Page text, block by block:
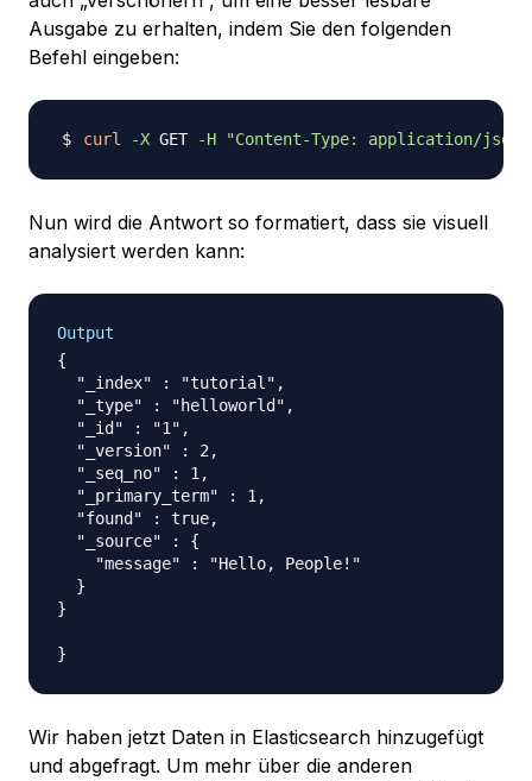
Ausgabe zu erhalten, indem Sie den folgenden
Befehl eingeben:
curl -X GET -H "Content-Type: application/json"
Nun wird die Antwort so formatiert, dass sie visuell
analysiert werden kann:
Output
{
  "_index" : "tutorial",
  "_type" : "helloworld",
  "_id" : "1",
  "_version" : 2,
  "_seq_no" : 1,
  "_primary_term" : 1,
  "found" : true,
  "_source" : {
    "message" : "Hello, People!"
  }
}
Wir haben jetzt Daten in Elasticsearch hinzugefügt
und abgefragt. Um mehr über die anderen